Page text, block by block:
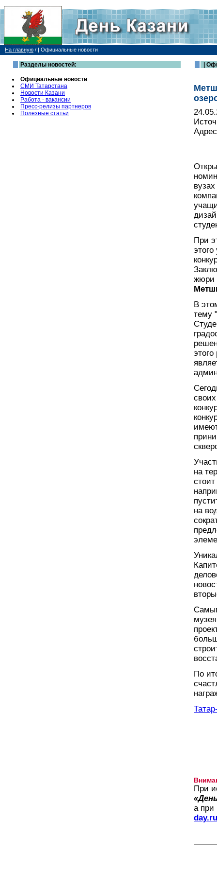
На главную / | Официальные новости
Разделы новостей:
Официальные новости
СМИ Татарстана
Новости Казани
Работа - вакансии
Пресс-релизы партнеров
Полезные статьи
|
При
жюри
В
тему
этого
на
на
По
При
а при
day.ru